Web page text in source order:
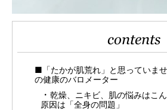
contents
■「たかが肌荒れ」と思っていま
の健康のバロメーター
乾燥、ニキビ、肌の悩みはこ
原因は「全身の問題」